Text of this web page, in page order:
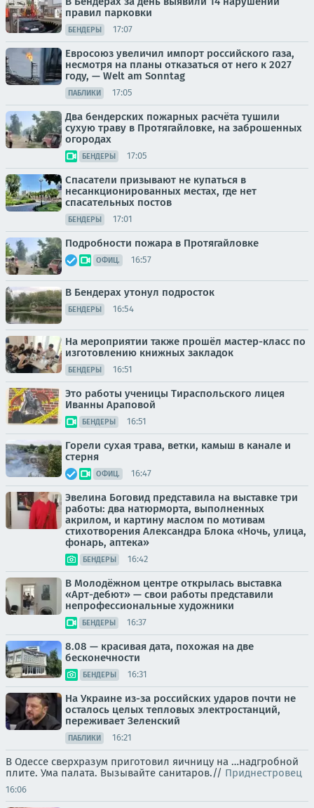
правил парковки
БЕНДЕРЫ 17:07
Евросоюз увеличил импорт российского газа,
несмотря на планы отказаться от него к 2027
году, — Welt am Sonntag
ПАБЛИКИ 17:05
Два бендерских пожарных расчёта тушили
сухую траву в Протягайловке, на заброшенных
огородах
БЕНДЕРЫ 17:05
Спасатели призывают не купаться в
несанкционированных местах, где нет
спасательных постов
БЕНДЕРЫ 17:01
Подробности пожара в Протягайловке
ОФИЦ. 16:57
В Бендерах утонул подросток
БЕНДЕРЫ 16:54
На мероприятии также прошёл мастер-класс по
изготовлению книжных закладок
БЕНДЕРЫ 16:51
Это работы ученицы Тираспольского лицея
Иванны Араповой
БЕНДЕРЫ 16:51
Горели сухая трава, ветки, камыш в канале и
стерня
ОФИЦ. 16:47
Эвелина Боговид представила на выставке три
работы: два натюрморта, выполненных
акрилом, и картину маслом по мотивам
стихотворения Александра Блока «Ночь, улица,
фонарь, аптека»
БЕНДЕРЫ 16:42
В Молодёжном центре открылась выставка
«Арт-дебют» — свои работы представили
непрофессиональные художники
БЕНДЕРЫ 16:37
8.08 — красивая дата, похожая на две
бесконечности
БЕНДЕРЫ 16:31
На Украине из-за российских ударов почти не
осталось целых тепловых электростанций,
переживает Зеленский
ПАБЛИКИ 16:21
В Одессе сверхразум приготовил яичницу на …надгробной
плите. Ума палата. Вызывайте санитаров.// Приднестровец
16:06